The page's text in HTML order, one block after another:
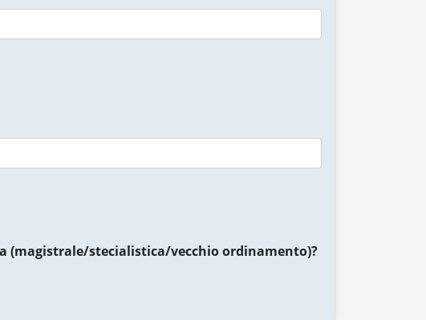
(magistrale/stecialistica/vecchio ordinamento)?